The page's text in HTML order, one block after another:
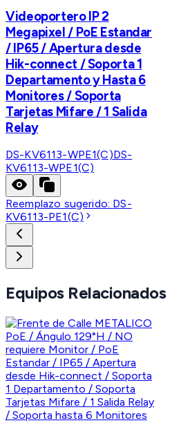
Videoportero IP 2
Megapixel / PoE Estandar
/ IP65 / Apertura desde
Hik-connect / Soporta 1
Departamento y Hasta 6
Monitores / Soporta
Tarjetas Mifare / 1 Salida
Relay
DS-KV6113-WPE1(C)DS-
KV6113-WPE1(C)
Reemplazo sugerido: DS-
KV6113-PE1(C)
Equipos Relacionados